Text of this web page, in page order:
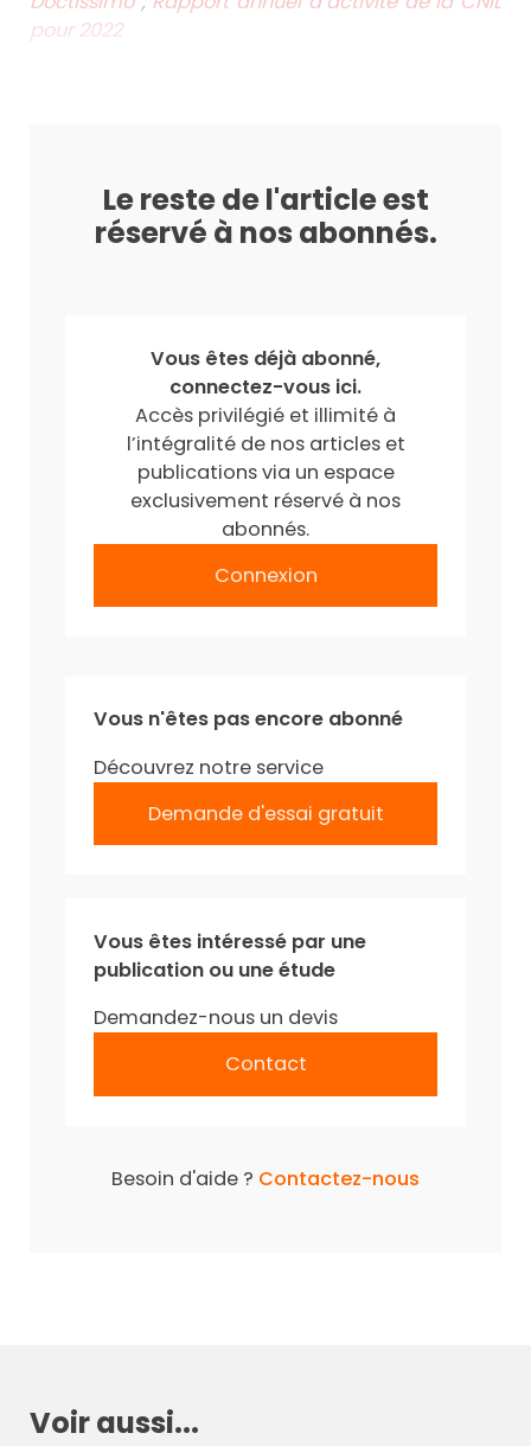
pour 2022
Le reste de l'article est
réservé à nos abonnés.
Vous êtes déjà abonné,
connectez-vous ici.
Accès privilégié et illimité à
l’intégralité de nos articles et
publications via un espace
exclusivement réservé à nos
abonnés.
Connexion
Vous n'êtes pas encore abonné
Découvrez notre service
Demande d'essai gratuit
Vous êtes intéressé par une
publication ou une étude
Demandez-nous un devis
Contact
Besoin d'aide ? Contactez-nous
Voir aussi...